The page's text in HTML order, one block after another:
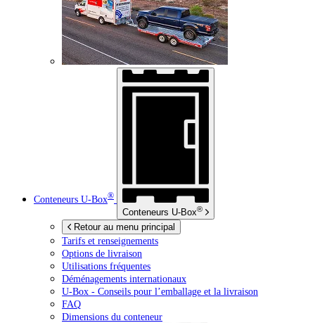
Conteneurs U-Box®
Conteneurs U-Box®
Retour au menu principal
Tarifs et renseignements
Options de livraison
Utilisations fréquentes
Déménagements internationaux
U-Box - Conseils pour l’emballage et la livraison
FAQ
Dimensions du conteneur